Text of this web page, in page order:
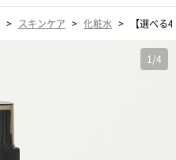
> スキンケア > 化粧水 > 【選べる
1 /4